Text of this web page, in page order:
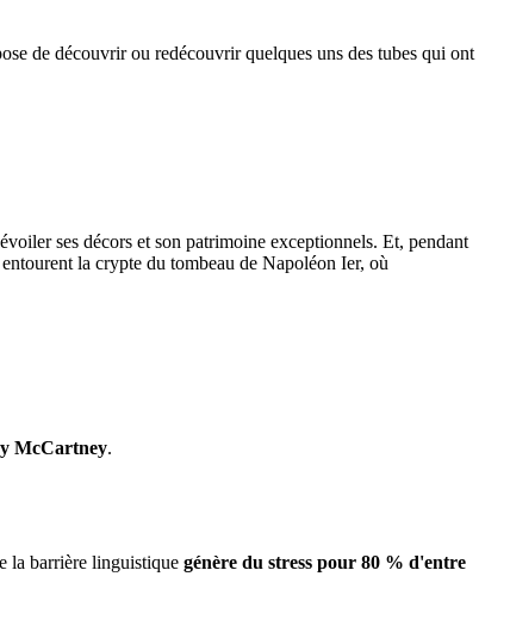
de découvrir ou redécouvrir quelques uns des tubes qui ont
ses décors et son patrimoine exceptionnels. Et, pendant
la crypte du tombeau de Napoléon Ier, où
McCartney.
la barrière linguistique génère du stress pour 80 % d'entre